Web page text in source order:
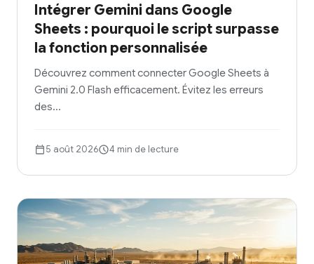
Intégrer Gemini dans Google
Sheets : pourquoi le script surpasse
la fonction personnalisée
Découvrez comment connecter Google Sheets à
Gemini 2.0 Flash efficacement. Évitez les erreurs
des…
5 août 2026 4 min de lecture